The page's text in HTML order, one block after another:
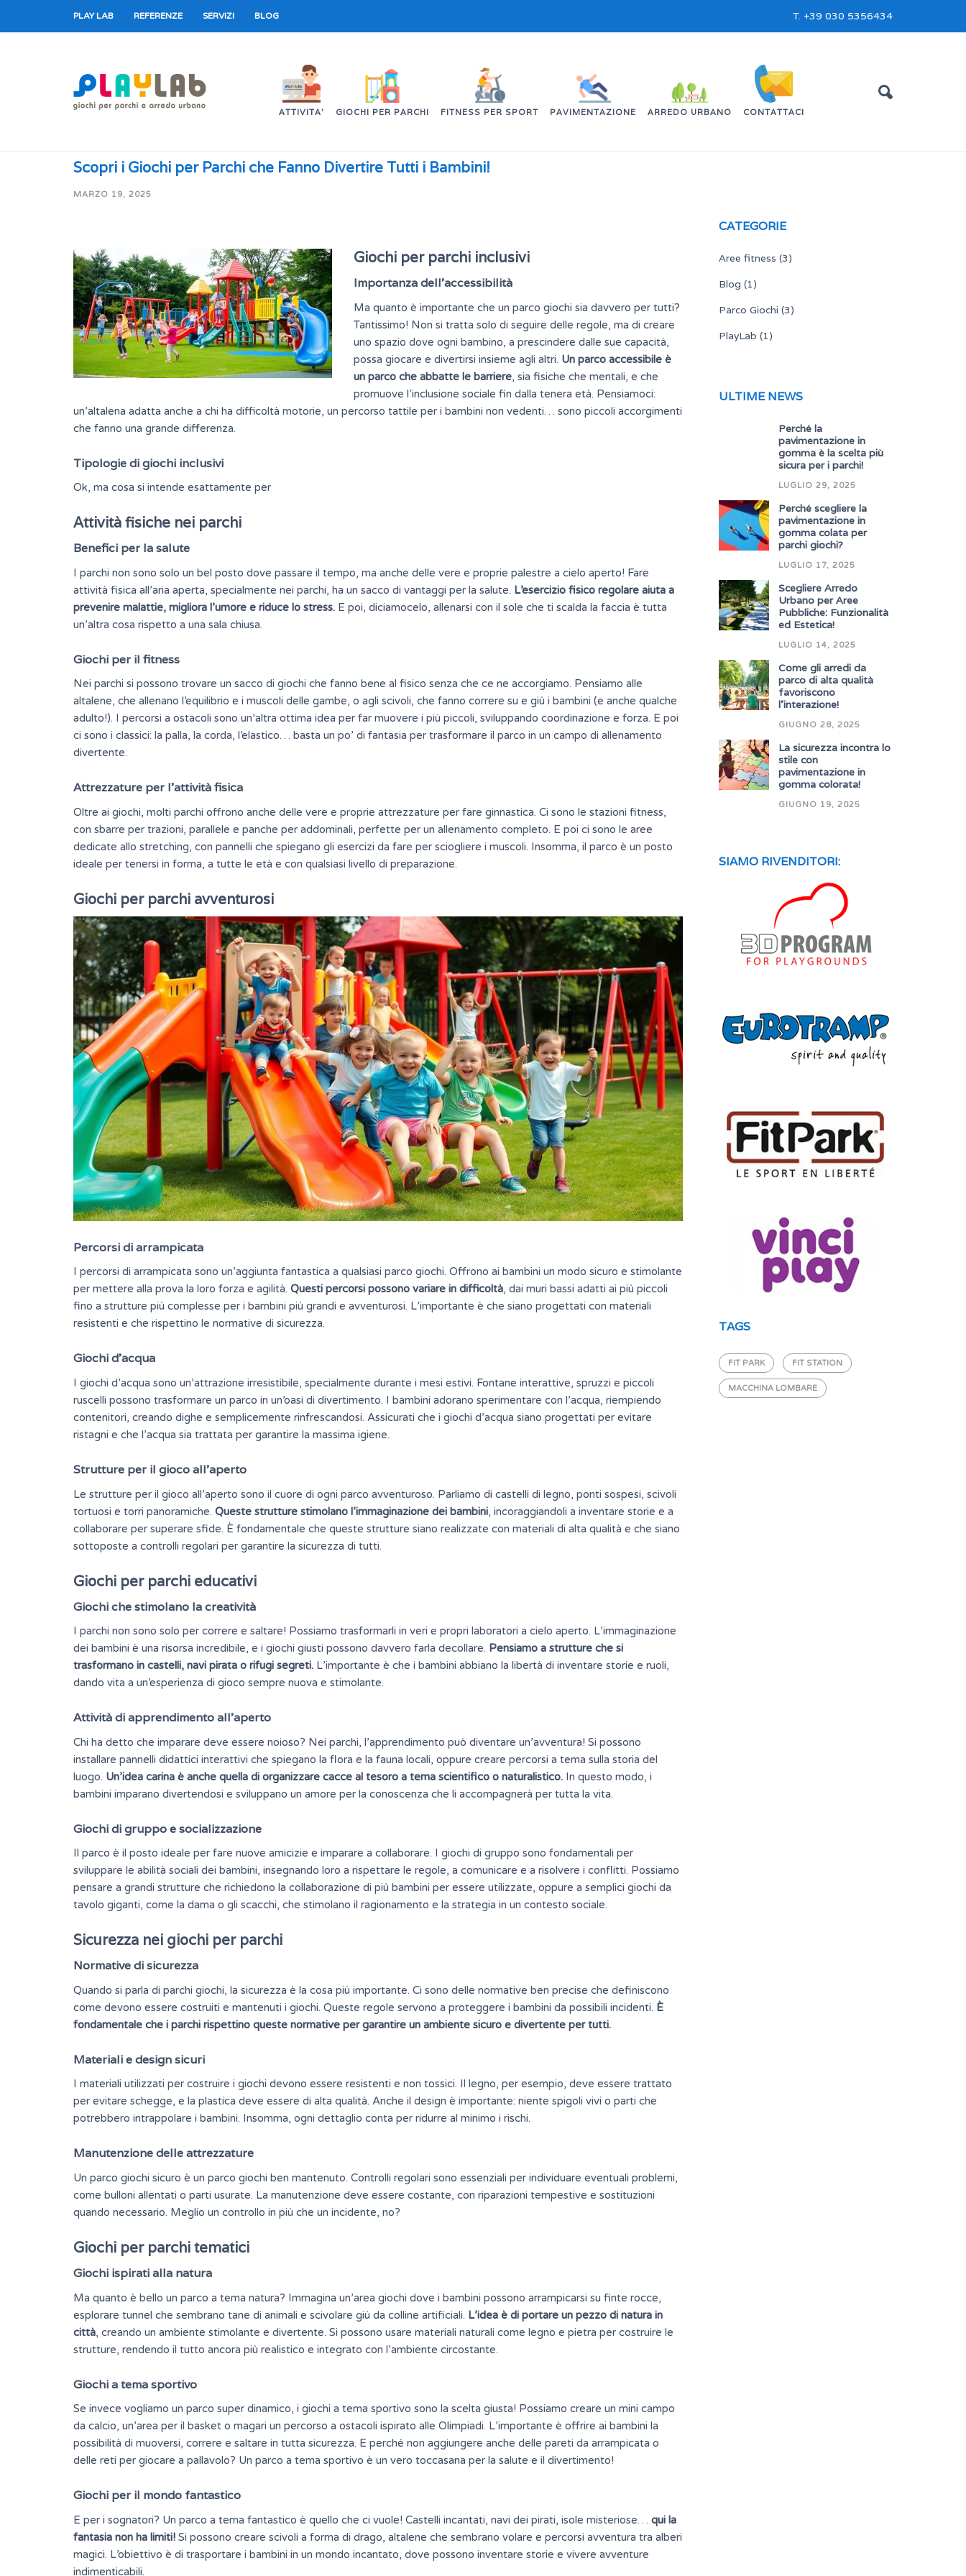
PLAY LAB REFERENZE SERVIZI BLOG T. +39 030 5356434
ATTIVITA’ GIOCHI PER PARCHI FITNESS PER SPORT PAVIMENTAZIONE ARREDO URBANO CONTATTACI
Scopri i Giochi per Parchi che Fanno Divertire Tutti i Bambini!
MARZO 19, 2025
Giochi per parchi inclusivi
Importanza dell’accessibilità
Ma quanto è importante che un parco giochi sia davvero per tutti?
Tantissimo! Non si tratta solo di seguire delle regole, ma di creare
uno spazio dove ogni bambino, a prescindere dalle sue capacità,
possa giocare e divertirsi insieme agli altri. Un parco accessibile è
un parco che abbatte le barriere, sia fisiche che mentali, e che
promuove l’inclusione sociale fin dalla tenera età. Pensiamoci:
un’altalena adatta anche a chi ha difficoltà motorie, un percorso tattile per i bambini non vedenti… sono piccoli accorgimenti
che fanno una grande differenza.
Tipologie di giochi inclusivi
Ok, ma cosa si intende esattamente per
Attività fisiche nei parchi
Benefici per la salute
I parchi non sono solo un bel posto dove passare il tempo, ma anche delle vere e proprie palestre a cielo aperto! Fare
attività fisica all’aria aperta, specialmente nei parchi, ha un sacco di vantaggi per la salute. L’esercizio fisico regolare aiuta a
prevenire malattie, migliora l’umore e riduce lo stress. E poi, diciamocelo, allenarsi con il sole che ti scalda la faccia è tutta
un’altra cosa rispetto a una sala chiusa.
Giochi per il fitness
Nei parchi si possono trovare un sacco di giochi che fanno bene al fisico senza che ce ne accorgiamo. Pensiamo alle
altalene, che allenano l’equilibrio e i muscoli delle gambe, o agli scivoli, che fanno correre su e giù i bambini (e anche qualche
adulto!).
I percorsi a ostacoli sono un’altra ottima idea per far muovere i più piccoli, sviluppando coordinazione e forza. E poi
ci sono i classici: la palla, la corda, l’elastico… basta un po’ di fantasia per trasformare il parco in un campo di allenamento
divertente.
Attrezzature per l’attività fisica
Oltre ai giochi, molti parchi offrono anche delle vere e proprie attrezzature per fare ginnastica. Ci sono le stazioni fitness,
con sbarre per trazioni, parallele e panche per addominali, perfette per un allenamento completo. E poi ci sono le aree
dedicate allo stretching, con pannelli che spiegano gli esercizi da fare per sciogliere i muscoli. Insomma, il parco è un posto
ideale per tenersi in forma, a tutte le età e con qualsiasi livello di preparazione.
Giochi per parchi avventurosi
Percorsi di arrampicata
I percorsi di arrampicata sono un’aggiunta fantastica a qualsiasi parco giochi. Offrono ai bambini un modo sicuro e stimolante
per mettere alla prova la loro forza e agilità. Questi percorsi possono variare in difficoltà, dai muri bassi adatti ai più piccoli
fino a strutture più complesse per i bambini più grandi e avventurosi. L’importante è che siano progettati con materiali
resistenti e che rispettino le normative di sicurezza.
Giochi d’acqua
I giochi d’acqua sono un’attrazione irresistibile, specialmente durante i mesi estivi. Fontane interattive, spruzzi e piccoli
ruscelli possono trasformare un parco in un’oasi di divertimento. I bambini adorano sperimentare con l’acqua, riempiendo
contenitori, creando dighe e semplicemente rinfrescandosi. Assicurati che i giochi d’acqua siano progettati per evitare
ristagni e che l’acqua sia trattata per garantire la massima igiene.
Strutture per il gioco all’aperto
Le strutture per il gioco all’aperto sono il cuore di ogni parco avventuroso. Parliamo di castelli di legno, ponti sospesi, scivoli
tortuosi e torri panoramiche. Queste strutture stimolano l’immaginazione dei bambini, incoraggiandoli a inventare storie e a
collaborare per superare sfide. È fondamentale che queste strutture siano realizzate con materiali di alta qualità e che siano
sottoposte a controlli regolari per garantire la sicurezza di tutti.
Giochi per parchi educativi
Giochi che stimolano la creatività
I parchi non sono solo per correre e saltare! Possiamo trasformarli in veri e propri laboratori a cielo aperto. L’immaginazione
dei bambini è una risorsa incredibile, e i giochi giusti possono davvero farla decollare. Pensiamo a strutture che si
trasformano in castelli, navi pirata o rifugi segreti. L’importante è che i bambini abbiano la libertà di inventare storie e ruoli,
dando vita a un’esperienza di gioco sempre nuova e stimolante.
Attività di apprendimento all’aperto
Chi ha detto che imparare deve essere noioso? Nei parchi, l’apprendimento può diventare un’avventura! Si possono
installare pannelli didattici interattivi che spiegano la flora e la fauna locali, oppure creare percorsi a tema sulla storia del
luogo. Un’idea carina è anche quella di organizzare cacce al tesoro a tema scientifico o naturalistico. In questo modo, i
bambini imparano divertendosi e sviluppano un amore per la conoscenza che li accompagnerà per tutta la vita.
Giochi di gruppo e socializzazione
Il parco è il posto ideale per fare nuove amicizie e imparare a collaborare. I giochi di gruppo sono fondamentali per
sviluppare le abilità sociali dei bambini, insegnando loro a rispettare le regole, a comunicare e a risolvere i conflitti. Possiamo
pensare a grandi strutture che richiedono la collaborazione di più bambini per essere utilizzate, oppure a semplici giochi da
tavolo giganti, come la dama o gli scacchi, che stimolano il ragionamento e la strategia in un contesto sociale.
Sicurezza nei giochi per parchi
Normative di sicurezza
Quando si parla di parchi giochi, la sicurezza è la cosa più importante. Ci sono delle normative ben precise che definiscono
come devono essere costruiti e mantenuti i giochi. Queste regole servono a proteggere i bambini da possibili incidenti. È
fondamentale che i parchi rispettino queste normative per garantire un ambiente sicuro e divertente per tutti.
Materiali e design sicuri
I materiali utilizzati per costruire i giochi devono essere resistenti e non tossici. Il legno, per esempio, deve essere trattato
per evitare schegge, e la plastica deve essere di alta qualità. Anche il design è importante: niente spigoli vivi o parti che
potrebbero intrappolare i bambini. Insomma, ogni dettaglio conta per ridurre al minimo i rischi.
Manutenzione delle attrezzature
Un parco giochi sicuro è un parco giochi ben mantenuto. Controlli regolari sono essenziali per individuare eventuali problemi,
come bulloni allentati o parti usurate. La manutenzione deve essere costante, con riparazioni tempestive e sostituzioni
quando necessario. Meglio un controllo in più che un incidente, no?
Giochi per parchi tematici
Giochi ispirati alla natura
Ma quanto è bello un parco a tema natura? Immagina un’area giochi dove i bambini possono arrampicarsi su finte rocce,
esplorare tunnel che sembrano tane di animali e scivolare giù da colline artificiali. L’idea è di portare un pezzo di natura in
città, creando un ambiente stimolante e divertente. Si possono usare materiali naturali come legno e pietra per costruire le
strutture, rendendo il tutto ancora più realistico e integrato con l’ambiente circostante.
Giochi a tema sportivo
Se invece vogliamo un parco super dinamico, i giochi a tema sportivo sono la scelta giusta! Possiamo creare un mini campo
da calcio, un’area per il basket o magari un percorso a ostacoli ispirato alle Olimpiadi. L’importante è offrire ai bambini la
possibilità di muoversi, correre e saltare in tutta sicurezza. E perché non aggiungere anche delle pareti da arrampicata o
delle reti per giocare a pallavolo? Un parco a tema sportivo è un vero toccasana per la salute e il divertimento!
Giochi per il mondo fantastico
E per i sognatori? Un parco a tema fantastico è quello che ci vuole! Castelli incantati, navi dei pirati, isole misteriose… qui la
fantasia non ha limiti! Si possono creare scivoli a forma di drago, altalene che sembrano volare e percorsi avventura tra alberi
magici. L’obiettivo è di trasportare i bambini in un mondo incantato, dove possono inventare storie e vivere avventure
indimenticabili.
CATEGORIE
Aree fitness (3)
Blog (1)
Parco Giochi (3)
PlayLab (1)
ULTIME NEWS
Perché la
pavimentazione in
gomma è la scelta più
sicura per i parchi!
LUGLIO 29, 2025
Perché scegliere la
pavimentazione in
gomma colata per
parchi giochi?
LUGLIO 17, 2025
Scegliere Arredo
Urbano per Aree
Pubbliche: Funzionalità
ed Estetica!
LUGLIO 14, 2025
Come gli arredi da
parco di alta qualità
favoriscono
l’interazione!
GIUGNO 28, 2025
La sicurezza incontra lo
stile con
pavimentazione in
gomma colorata!
GIUGNO 19, 2025
SIAMO RIVENDITORI:
TAGS
FIT PARK FIT STATION
MACCHINA LOMBARE